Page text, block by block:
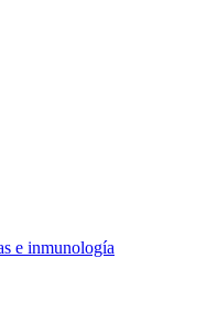
e inmunología